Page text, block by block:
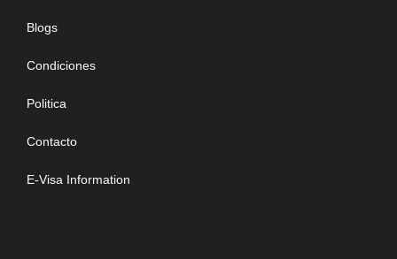
Blogs
Condiciones
Politica
Contacto
E-Visa Information